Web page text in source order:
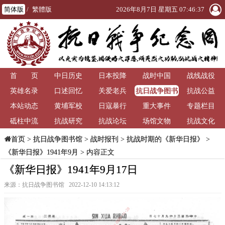
简体版 / 繁體版 2026年8月7日 星期五 07:46:37
首 页 中日历史 日本投降 战时中国
战线战役
英雄名录
口述回忆 关爱老兵
抗日战争图书
馆
抗战公益
本站动态
黄埔军校 日寇暴行 重大事件
专题栏目
砥柱中流
抗战研究 抗战论坛 场馆文物 抗战文化
首页> 抗日战争图书馆> 战时报刊 > 抗战时期的《新华日报》
>
《新华日报》1941年9月 > 内容正文
《新华日报》1941年9月17日
来源：抗日战争图书馆 2022-12-10 14:13:12